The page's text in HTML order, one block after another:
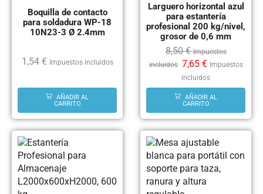
Boquilla de contacto
para soldadura WP-18
10N23-3 Ø 2.4mm
1,54 € Impuestos incluidos
AÑADIR AL
CARRITO
Larguero horizontal azul
para estantería
profesional 200 kg/nivel,
grosor de 0,6 mm
8,50€ Impuestos
incluidos 7,65 € Impuestos
incluidos
AÑADIR AL
CARRITO